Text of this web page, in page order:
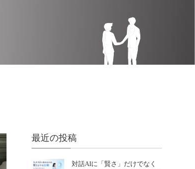
最近の投稿
対話AIに「賢さ」だけでなく